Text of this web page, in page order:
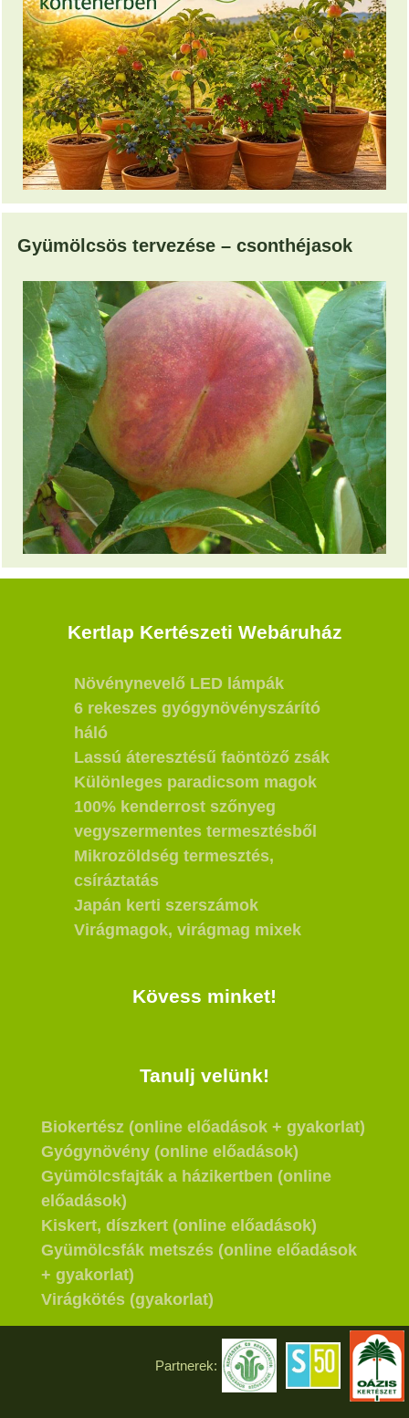
Gyümölcsös tervezése – csonthéjasok
Kertlap Kertészeti Webáruház
Növénynevelő LED lámpák
6 rekeszes gyógynövényszárító
háló
Lassú áteresztésű faöntöző zsák
Különleges paradicsom magok
100% kenderrost szőnyeg
vegyszermentes termesztésből
Mikrozöldség termesztés,
csíráztatás
Japán kerti szerszámok
Virágmagok, virágmag mixek
Kövess minket!
Tanulj velünk!
Biokertész (online előadások + gyakorlat)
Gyógynövény (online előadások)
Gyümölcsfajták a házikertben (online
előadások)
Kiskert, díszkert (online előadások)
Gyümölcsfák metszés (online előadások
+ gyakorlat)
Virágkötés (gyakorlat)
Partnerek: